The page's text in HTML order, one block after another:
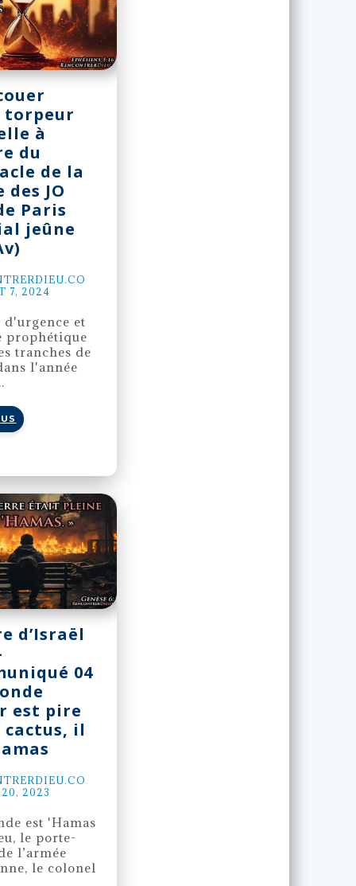
torpeur
à
du
de la
JO
Paris
jeûne
7, 2024
d'urgence et
prophétique
tranches de
l'année
d’Israël
04
est pire
cactus, il
2023
est 'Hamas
le porte-
l’armée
le colonel